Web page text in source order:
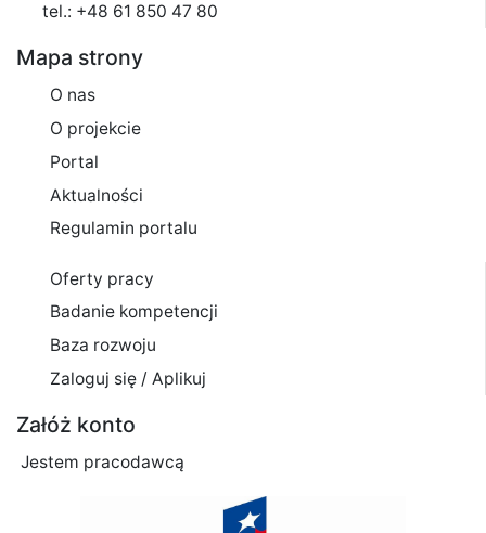
tel.: +48 61 850 47 80
Mapa strony
O nas
O projekcie
Portal
Aktualności
Regulamin portalu
Oferty pracy
Badanie kompetencji
Baza rozwoju
Zaloguj się / Aplikuj
Załóż konto
Jestem pracodawcą